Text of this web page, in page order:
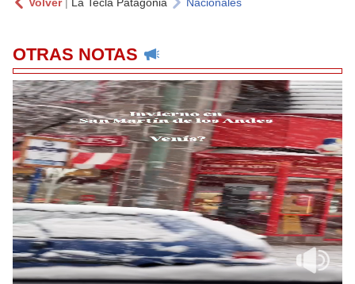
OTRAS NOTAS